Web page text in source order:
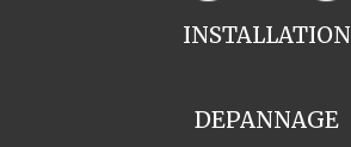
INSTALLATION
DEPANNAGE